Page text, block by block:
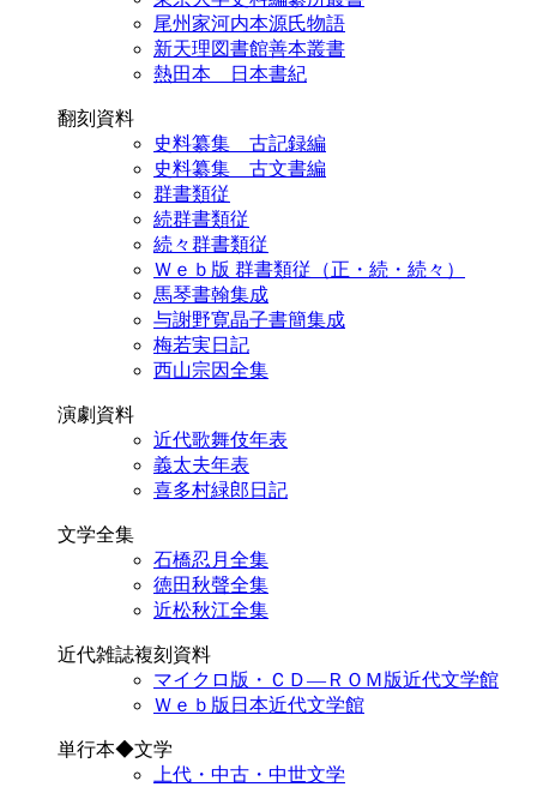
尾州家河内本源氏物語
新天理図書館善本叢書
熱田本 日本書紀
翻刻資料
史料纂集 古記録編
史料纂集 古文書編
群書類従
続群書類従
続々群書類従
Ｗｅｂ版 群書類従（正・続・続々）
馬琴書翰集成
与謝野寛晶子書簡集成
梅若実日記
西山宗因全集
演劇資料
近代歌舞伎年表
義太夫年表
喜多村緑郎日記
文学全集
石橋忍月全集
徳田秋聲全集
近松秋江全集
近代雑誌複刻資料
マイクロ版・ＣＤ―ＲＯＭ版近代文学館
Ｗｅｂ版日本近代文学館
単行本◆文学
上代・中古・中世文学